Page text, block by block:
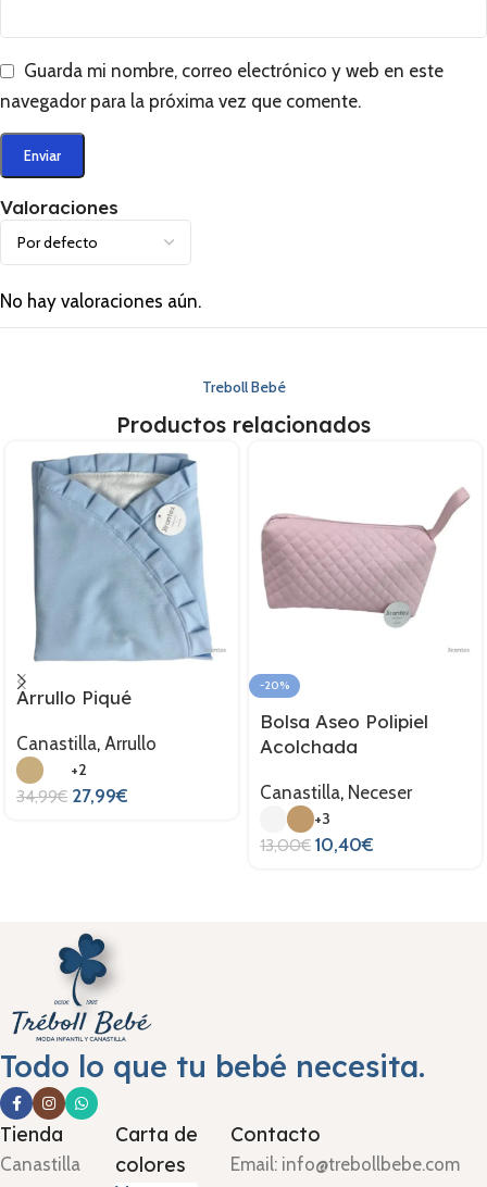
Valoraciones
No hay valoraciones aún.
Guarda mi nombre, correo electrónico y web en este
navegador para la próxima vez que comente.
Treboll Bebé
Productos relacionados
Arrullo Piqué
Canastilla, Arrullo
+2
34,99€ 27,99€
-20%
Bolsa Aseo Polipiel
Acolchada
Canastilla, Neceser
+3
13,00€ 10,40€
Todo lo que tu bebé necesita.
Tienda
Canastilla
Carta de
colores
Contacto
Email: info@trebollbebe.com